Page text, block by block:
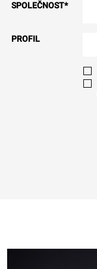
SPOLEČNOST*
PROFIL